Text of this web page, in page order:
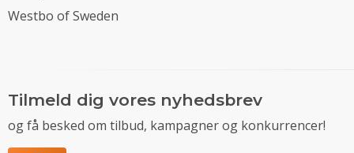
Westbo of Sweden
Tilmeld dig vores nyhedsbrev
og få besked om tilbud, kampagner og konkurrencer!